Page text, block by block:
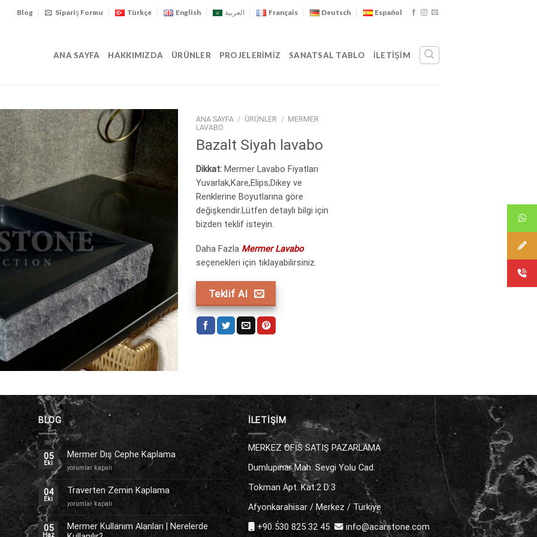
Blog Sipariş Formu Türkçe English العربية Français Deutsch Español
ANA SAYFA HAKKIMIZDA ÜRÜNLER PROJELERIMIZ SANATSAL TABLO İLETIŞIM
ANA SAYFA / ÜRÜNLER / MERMER
LAVABO
Bazalt Siyah lavabo
Dikkat:Mermer Lavabo Fiyatları
Yuvarlak,Kare,Elips,Dikey ve
Renklerine Boyutlarına göre
değişkendir.Lütfen detaylı bilgi için
bizden teklif isteyin.
Daha Fazla Mermer Lavabo
seçenekleri için tıklayabilirsiniz.
Teklif Al
BLOG
05
Eki
Mermer Dış Cephe Kaplama
Mermer
Cephe
Kaplama
için
yorumlar kapalı
04
Eki
Traverten Zemin Kaplama
Traverten
Kaplama
için
yorumlar kapalı
05
Haz
Mermer Kullanım Alanları | Nerelerde
İLETİŞİM
MERKEZ OFİS SATIŞ PAZARLAMA
Dumlupınar Mah. Sevgi Yolu Cad.
Tokman Apt. Kat:2 D:3
Afyonkarahisar / Merkez / Türkiye
+90 530 825 32 45
info@acarstone.com